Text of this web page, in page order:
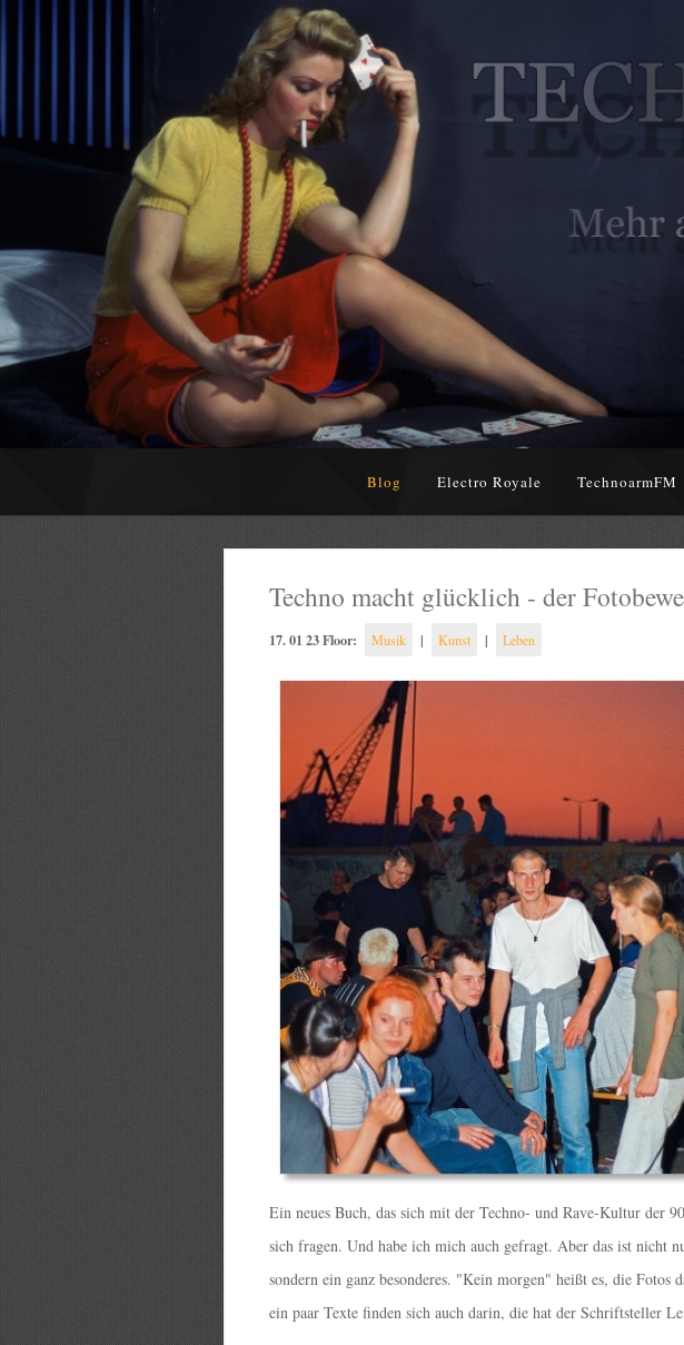
Blog Electro Royale TechnoarmFM
Techno macht glücklich - der
17. 01 23 Floor: Musik | Kunst | Leben
Ein neues Buch, das sich mit der Techno- und Rave-Kultur der
sich fragen. Und habe ich mich auch gefragt. Aber das ist nicht
sondern ein ganz besonderes. "Kein morgen" heißt es, die Fotos
ein paar Texte finden sich auch darin, die hat der Schriftsteller